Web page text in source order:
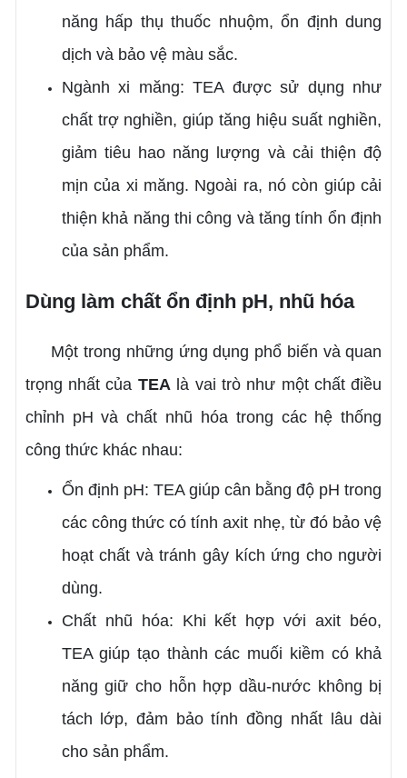
năng hấp thụ thuốc nhuộm, ổn định dung
dịch và bảo vệ màu sắc.
Ngành xi măng: TEA được sử dụng như
chất trợ nghiền, giúp tăng hiệu suất nghiền,
giảm tiêu hao năng lượng và cải thiện độ
mịn của xi măng. Ngoài ra, nó còn giúp cải
thiện khả năng thi công và tăng tính ổn định
của sản phẩm.
Dùng làm chất ổn định pH, nhũ hóa
Một trong những ứng dụng phổ biến và quan
trọng nhất của TEA là vai trò như một chất điều
chỉnh pH và chất nhũ hóa trong các hệ thống
công thức khác nhau:
Ổn định pH: TEA giúp cân bằng độ pH trong
các công thức có tính axit nhẹ, từ đó bảo vệ
hoạt chất và tránh gây kích ứng cho người
dùng.
Chất nhũ hóa: Khi kết hợp với axit béo,
TEA giúp tạo thành các muối kiềm có khả
năng giữ cho hỗn hợp dầu-nước không bị
tách lớp, đảm bảo tính đồng nhất lâu dài
cho sản phẩm.